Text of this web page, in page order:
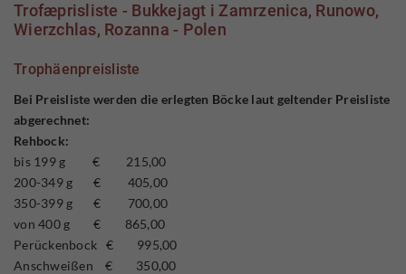
Trofæprisliste - Bukkejagt i Zamrzenica, Runowo,
Wierzchlas, Rozanna - Polen
Trophäenpreisliste
Bei Preisliste werden die erlegten Böcke laut geltender Preisliste
abgerechnet:
Rehbock:
bis 199 g € 215,00
200-349 g € 405,00
350-399 g € 700,00
von 400 g € 865,00
Perückenbock € 995,00
Anschweißen € 350,00